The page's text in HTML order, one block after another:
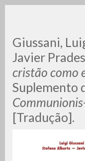
Giussani,
Javier
cristão como
Suplemento
[Tradução].